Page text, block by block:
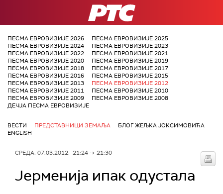
РТС
ПЕСМА ЕВРОВИЗИЈЕ 2026
ПЕСМА ЕВРОВИЗИЈЕ 2025
ПЕСМА ЕВРОВИЗИЈЕ 2024
ПЕСМА ЕВРОВИЗИЈЕ 2023
ПЕСМА ЕВРОВИЗИЈЕ 2022
ПЕСМА ЕВРОВИЗИЈЕ 2021
ПЕСМА ЕВРОВИЗИЈЕ 2020
ПЕСМА ЕВРОВИЗИЈЕ 2019
ПЕСМА ЕВРОВИЗИЈЕ 2018
ПЕСМА ЕВРОВИЗИЈЕ 2017
ПЕСМА ЕВРОВИЗИЈЕ 2016
ПЕСМА ЕВРОВИЗИЈЕ 2015
ПЕСМА ЕВРОВИЗИЈЕ 2013
ПЕСМА ЕВРОВИЗИЈЕ 2012
ПЕСМА ЕВРОВИЗИЈЕ 2011
ПЕСМА ЕВРОВИЗИЈЕ 2010
ПЕСМА ЕВРОВИЗИЈЕ 2009
ПЕСМА ЕВРОВИЗИЈЕ 2008
ДЕЧЈА ПЕСМА ЕВРОВИЗИЈЕ
ВЕСТИ ПРЕДСТАВНИЦИ ЗЕМАЉА
БЛОГ ЖЕЉКА ЈОКСИМОВИЋА
ENGLISH
СРЕДА, 07.03.2012, 21:24 -> 21:30
Јерменија ипак одустала